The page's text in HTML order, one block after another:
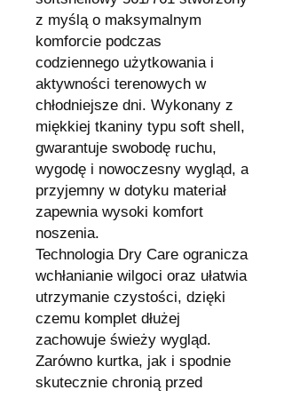
z myślą o maksymalnym
komforcie podczas
codziennego użytkowania i
aktywności terenowych w
chłodniejsze dni. Wykonany z
miękkiej tkaniny typu soft shell,
gwarantuje swobodę ruchu,
wygodę i nowoczesny wygląd, a
przyjemny w dotyku materiał
zapewnia wysoki komfort
noszenia.
Technologia Dry Care ogranicza
wchłanianie wilgoci oraz ułatwia
utrzymanie czystości, dzięki
czemu komplet dłużej
zachowuje świeży wygląd.
Zarówno kurtka, jak i spodnie
skutecznie chronią przed